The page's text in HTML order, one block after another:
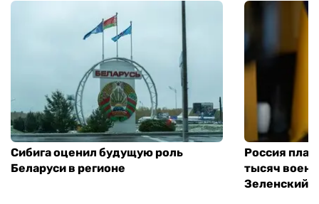
Сибига оценил будущую роль
Беларуси в регионе
Россия
тысяч
Зеленский